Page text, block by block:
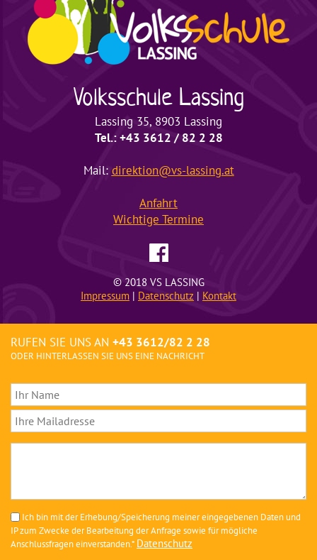
VolksschuleLassing
Lassing 35, 8903 Lassing
Tel.: +43 3612 / 82 2 28
Mail: direktion@vs-lassing.at
Anfahrt
Wichtige Termine
© 2018 VS LASSING
Impressum | Datenschutz | Kontakt
RUFEN SIE UNS AN +43 3612/82 2 28
ODER HINTERLASSEN SIE UNS EINE NACHRICHT
Ich bin mit der Erhebung/Speicherung meiner eingegebenen Daten und
IP zum Zwecke der Bearbeitung der Anfrage sowie für mögliche
Anschlussfragen einverstanden.* Datenschutz